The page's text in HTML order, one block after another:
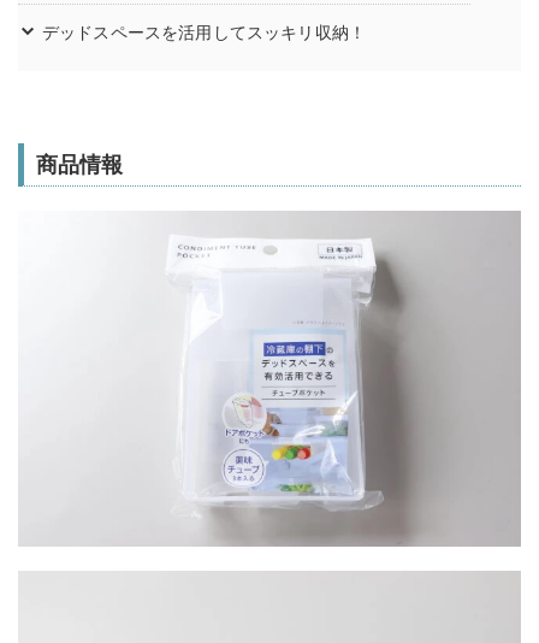
デッドスペースを活用してスッキリ収納！
商品情報